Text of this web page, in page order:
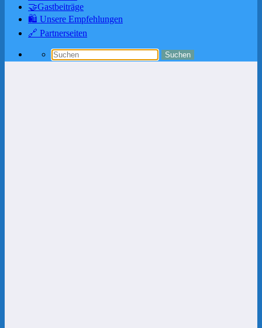
🤝Gastbeiträge
🛍️ Unsere Empfehlungen
🔗 Partnerseiten